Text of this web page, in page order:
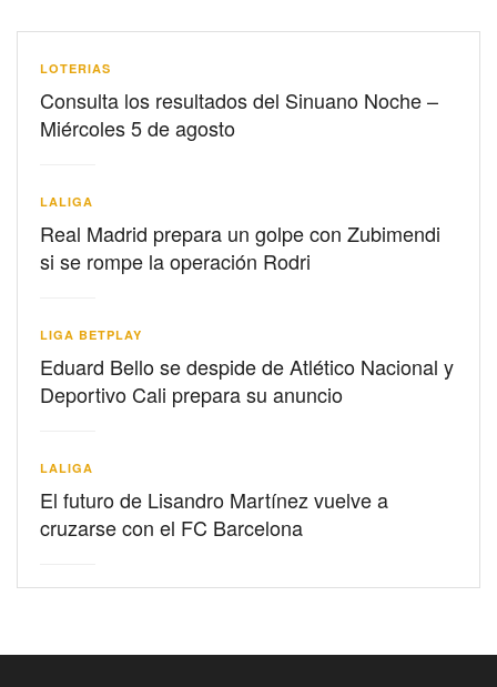
LOTERIAS
Consulta los resultados del Sinuano Noche –
Miércoles 5 de agosto
LALIGA
Real Madrid prepara un golpe con Zubimendi
si se rompe la operación Rodri
LIGA BETPLAY
Eduard Bello se despide de Atlético Nacional y
Deportivo Cali prepara su anuncio
LALIGA
El futuro de Lisandro Martínez vuelve a
cruzarse con el FC Barcelona